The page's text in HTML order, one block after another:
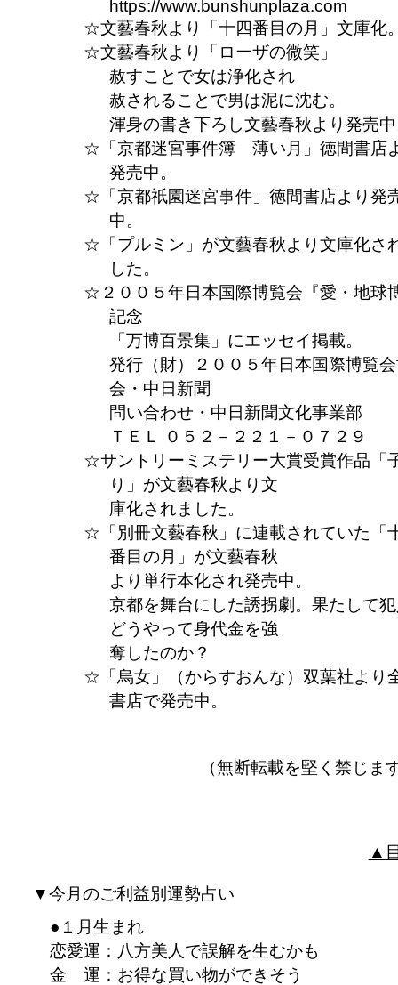
https://www.bunshunplaza.com
文藝春秋より「十四番目の月」文庫化
文藝春秋より「ローザの微笑」
赦すことで女は浄化され
赦されることで男は泥に沈む。
渾身の書き下ろし文藝春秋より発売
「京都迷宮事件簿 薄い月」徳間書店
発売中。
「京都祇園迷宮事件」徳間書店より発
中。
「プルミン」が文藝春秋より文庫化さ
した。
２００５年日本国際博覧会『愛・地球
記念
「万博百景集」にエッセイ掲載。
発行（財）２００５年日本国際博覧
会・中日新聞
問い合わせ・中日新聞文化事業部
ＴＥＬ ０５２－２２１－０７２９
サントリーミステリー大賞受賞作品「
り」が文藝春秋より文
庫化されました。
「別冊文藝春秋」に連載されていた「
番目の月」が文藝春秋
より単行本化され発売中。
京都を舞台にした誘拐劇。果たして
どうやって身代金を強
奪したのか？
「烏女」（からすおんな）双葉社より
書店で発売中。
（無断転載を堅く禁じま
▲
▼今月のご利益別運勢占い
●１月生まれ
恋愛運：八方美人で誤解を生むかも
金 運：お得な買い物ができそう